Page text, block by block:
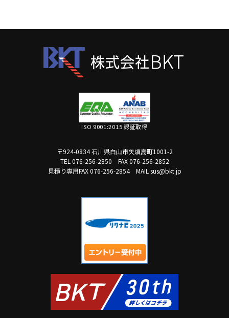
ISO 9001:2015 認証取得
〒924-0834 石川県白山市矢頃島町1001-2
TEL 076-256-2850
FAX 076-256-2852
見積り専用FAX 076-256-2854
MAIL sus@bkt.jp